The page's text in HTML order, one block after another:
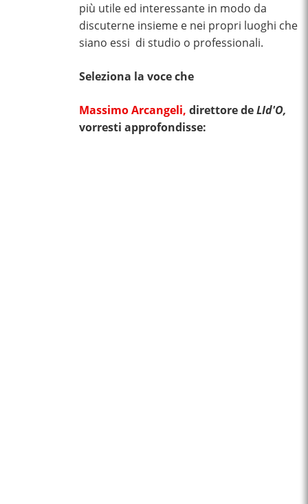
più utile ed interessante in modo da
discuterne insieme e nei propri luoghi che
siano essi di studio o professionali.
Seleziona la voce che
Massimo Arcangeli, direttore deLId'O,
vorresti approfondisse: